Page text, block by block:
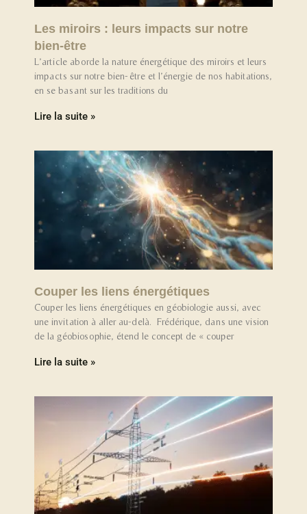
Les miroirs : leurs impacts sur notre
bien-être
L’article aborde la nature énergétique des miroirs et leurs
impacts sur notre bien-être et l’énergie de nos habitations,
en se basant sur les traditions du
Lire la suite »
Couper les liens énergétiques
Couper les liens énergétiques en géobiologie aussi, avec
une invitation à aller au-delà. Frédérique, dans une vision
de la géobiosophie, étend le concept de « couper
Lire la suite »